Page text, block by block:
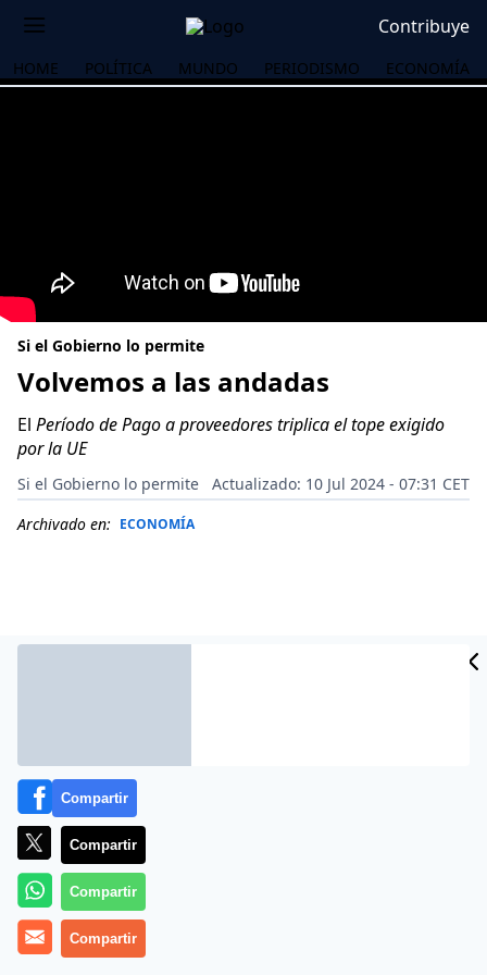
Contribuye
HOME POLÍTICA MUNDO PERIODISMO ECONOMÍA
Si el Gobierno lo permite
Volvemos a las andadas
El Período de Pago a proveedores triplica el tope exigido
por la UE
Si el Gobierno lo permite
Actualizado: 10 Jul 2024 - 07:31 CET
Archivado en: ECONOMÍA
Más información
Compartir
Compartir
Compartir
Compartir